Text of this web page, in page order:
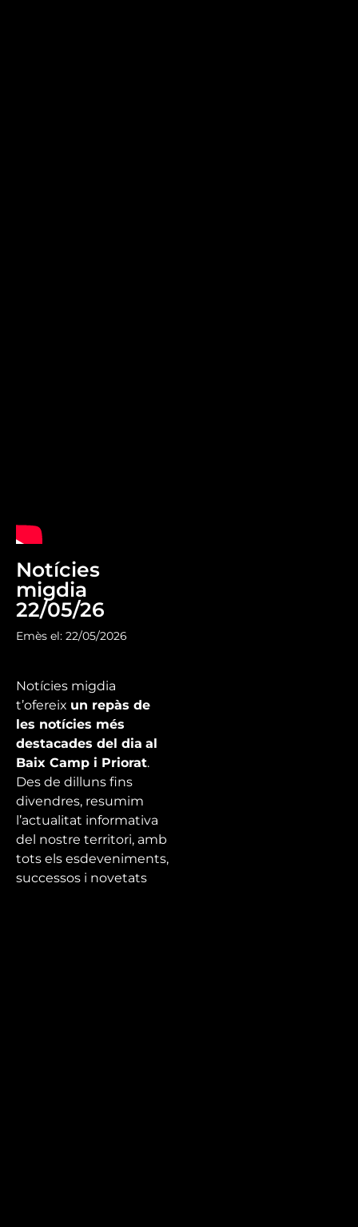
Notícies
migdia
22/05/26
Emès el: 22/05/2026
Notícies migdia
t’ofereix un repàs de
les notícies més
destacades del dia al
Baix Camp i Priorat.
Des de dilluns fins
divendres, resumim
l’actualitat informativa
del nostre territori, amb
tots els esdeveniments,
successos i novetats